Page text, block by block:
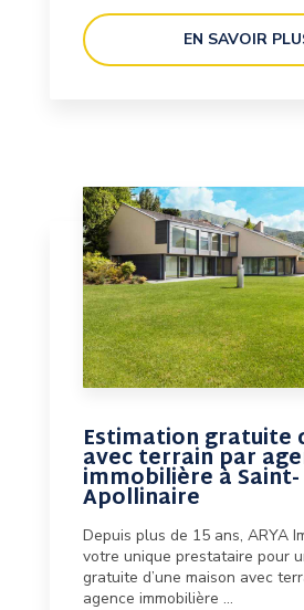
EN SAVOIR
Estimation gratuite
avec terrain par
immobilière à Saint-
Apollinaire
Depuis plus de 15 ans, ARYA
votre unique prestataire pour
gratuite d’une maison avec
agence immobilière ...